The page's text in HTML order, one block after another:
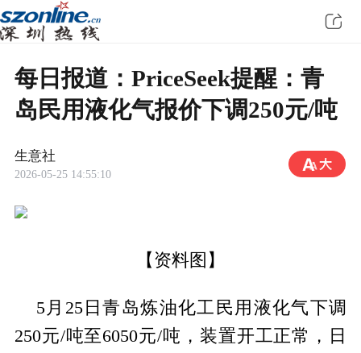
每日报道：PriceSeek提醒：青
岛民用液化气报价下调250元/吨
生意社
2026-05-25 14:55:10
【资料图】
5月25日青岛炼油化工民用液化气下调
250元/吨至6050元/吨，装置开工正常，日